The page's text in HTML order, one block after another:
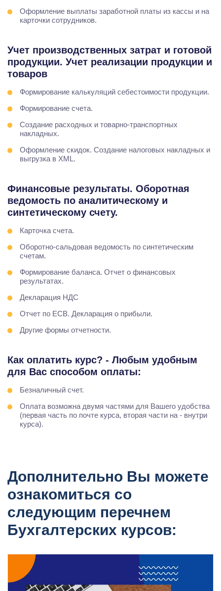
Оформление выплаты заработной платы из кассы и на
карточки сотрудников.
Учет производственных затрат и готовой
продукции. Учет реализации продукции и
товаров
Формирование калькуляций себестоимости продукции.
Формирование счета.
Создание расходных и товарно-транспортных
накладных.
Оформление скидок. Создание налоговых накладных и
выгрузка в XML.
Финансовые результаты. Оборотная
ведомость по аналитическому и
синтетическому счету.
Карточка счета.
Оборотно-сальдовая ведомость по синтетическим
счетам.
Формирование баланса. Отчет о финансовых
результатах.
Декларация НДС
Отчет по ЕСВ. Декларация о прибыли.
Другие формы отчетности.
Как оплатить курс? - Любым удобным
для Вас способом оплаты:
Безналичный счет.
Оплата возможна двумя частями для Вашего удобства
(первая часть по почте курса, вторая части на - внутри
курса).
Дополнительно Вы можете
ознакомиться со
следующим перечнем
Бухгалтерских курсов: